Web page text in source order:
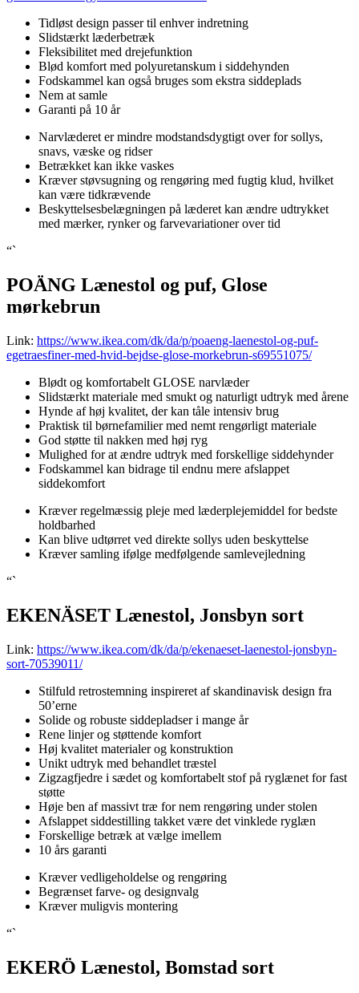
Tidløst design passer til enhver indretning
Slidstærkt læderbetræk
Fleksibilitet med drejefunktion
Blød komfort med polyuretanskum i siddehynden
Fodskammel kan også bruges som ekstra siddeplads
Nem at samle
Garanti på 10 år
Narvlæderet er mindre modstandsdygtigt over for sollys,
snavs, væske og ridser
Betrækket kan ikke vaskes
Kræver støvsugning og rengøring med fugtig klud, hvilket
kan være tidkrævende
Beskyttelsesbelægningen på læderet kan ændre udtrykket
med mærker, rynker og farvevariationer over tid
“`
POÄNG Lænestol og puf, Glose
mørkebrun
Link: https://www.ikea.com/dk/da/p/poaeng-laenestol-og-puf-
egetraesfiner-med-hvid-bejdse-glose-morkebrun-s69551075/
Blødt og komfortabelt GLOSE narvlæder
Slidstærkt materiale med smukt og naturligt udtryk med årene
Hynde af høj kvalitet, der kan tåle intensiv brug
Praktisk til børnefamilier med nemt rengørligt materiale
God støtte til nakken med høj ryg
Mulighed for at ændre udtryk med forskellige siddehynder
Fodskammel kan bidrage til endnu mere afslappet
siddekomfort
Kræver regelmæssig pleje med læderplejemiddel for bedste
holdbarhed
Kan blive udtørret ved direkte sollys uden beskyttelse
Kræver samling ifølge medfølgende samlevejledning
“`
EKENÄSET Lænestol, Jonsbyn sort
Link: https://www.ikea.com/dk/da/p/ekenaeset-laenestol-jonsbyn-
sort-70539011/
Stilfuld retrostemning inspireret af skandinavisk design fra
50’erne
Solide og robuste siddepladser i mange år
Rene linjer og støttende komfort
Høj kvalitet materialer og konstruktion
Unikt udtryk med behandlet træstel
Zigzagfjedre i sædet og komfortabelt stof på ryglænet for fast
støtte
Høje ben af massivt træ for nem rengøring under stolen
Afslappet siddestilling takket være det vinklede ryglæn
Forskellige betræk at vælge imellem
10 års garanti
Kræver vedligeholdelse og rengøring
Begrænset farve- og designvalg
Kræver muligvis montering
“`
EKERÖ Lænestol, Bomstad sort